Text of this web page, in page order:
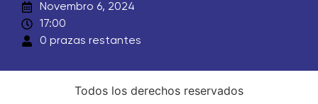
Novembro 6, 2024
17:00
0 prazas restantes
Todos los derechos reservados